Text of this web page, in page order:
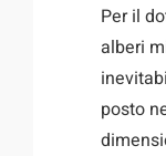
Per il
alberi
posto